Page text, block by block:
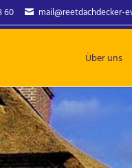
60 mail@reetdachdecker-
Über uns